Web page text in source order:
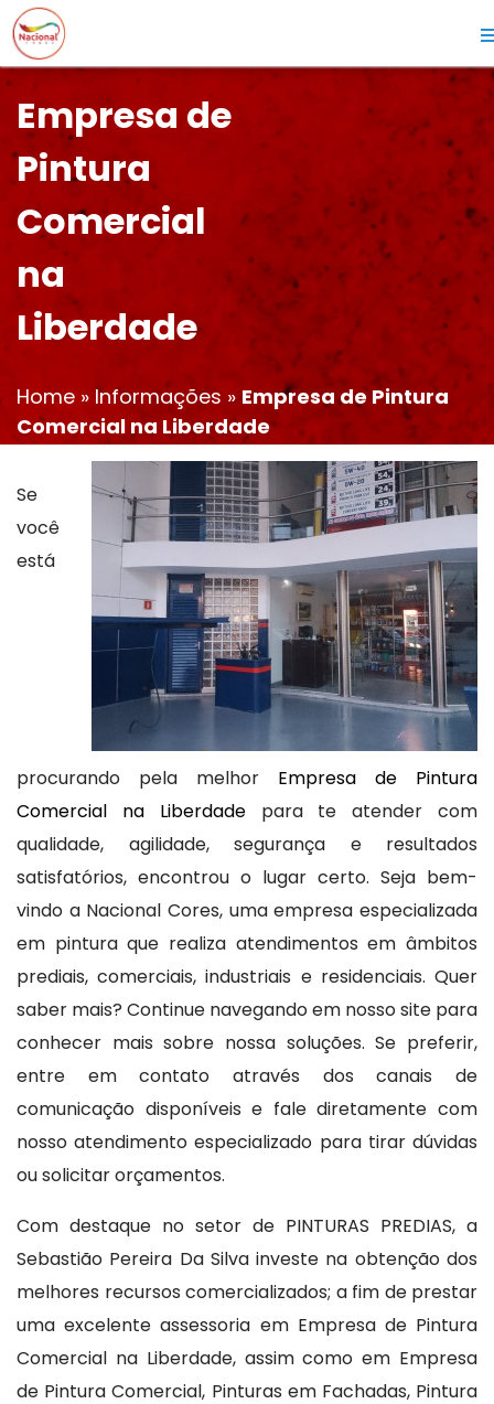
Empresa de
Pintura
Comercial
na
Liberdade
Home » Informações » Empresa de Pintura
Comercial na Liberdade
Se
você
está
procurando pela melhor Empresa de Pintura
Comercial na Liberdadepara te atender com
qualidade, agilidade, segurança e resultados
satisfatórios, encontrou o lugar certo. Seja bem-
vindo a Nacional Cores, uma empresa especializada
em pintura que realiza atendimentos em âmbitos
prediais, comerciais, industriais e residenciais. Quer
saber mais? Continue navegando em nosso site para
conhecer mais sobre nossa soluções. Se preferir,
entre em contato através dos canais de
comunicação disponíveis e fale diretamente com
nosso atendimento especializado para tirar dúvidas
ou solicitar orçamentos.
Com destaque no setor de PINTURAS PREDIAS, a
Sebastião Pereira Da Silva investe na obtenção dos
melhores recursos comercializados; a fim de prestar
uma excelente assessoria em Empresa de Pintura
Comercial na Liberdade, assim como em Empresa
de Pintura Comercial, Pinturas em Fachadas, Pintura